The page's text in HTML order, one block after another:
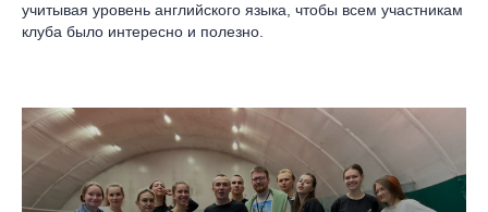
учитывая уровень английского языка, чтобы всем участникам
клуба было интересно и полезно.